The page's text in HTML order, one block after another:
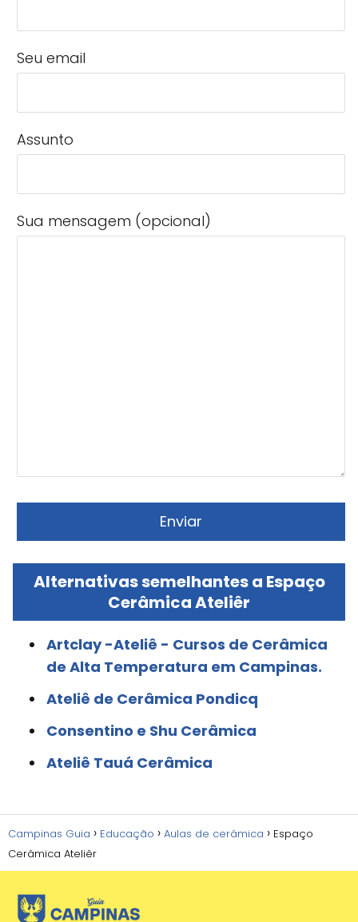
Seu email
Assunto
Sua mensagem (opcional)
Alternativas semelhantes a Espaço
Cerâmica Ateliêr
Artclay -Ateliê - Cursos de Cerâmica
de Alta Temperatura em Campinas.
Ateliê de Cerâmica Pondicq
Consentino e Shu Cerâmica
Ateliê Tauá Cerâmica
Campinas Guia Educação Aulas de cerâmica
Espaço
Cerâmica Ateliêr